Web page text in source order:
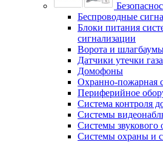
Беспроводные
Блоки питания
сигнализации
Ворота и
Датчики утечки газа
Домофоны
Охранно-пожарная
Периферийное
Система контроля
Системы
Системы звукового
Системы охраны и